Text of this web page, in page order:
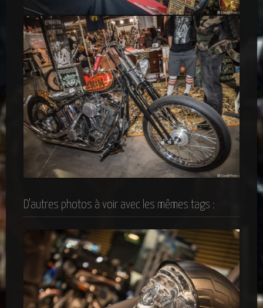
Custom Citroën 2 CV
D'autres photos à voir avec les mêmes tags :